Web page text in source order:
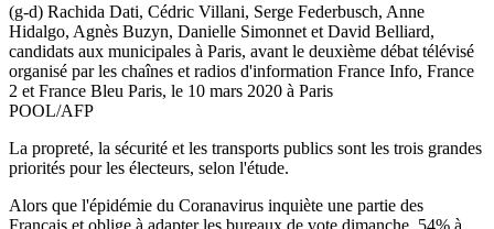
(g-d) Rachida Dati, Cédric Villani, Serge Federbusch, Anne
Hidalgo, Agnès Buzyn, Danielle Simonnet et David Belliard,
candidats aux municipales à Paris, avant le deuxième débat télévisé
organisé par les chaînes et radios d'information France Info, France
2 et France Bleu Paris, le 10 mars 2020 à Paris
POOL/AFP
La propreté, la sécurité et les transports publics sont les trois grandes
priorités pour les électeurs, selon l'étude.
Alors que l'épidémie du Coranavirus inquiète une partie des
Français et oblige à adapter les bureaux de vote dimanche, 54% à